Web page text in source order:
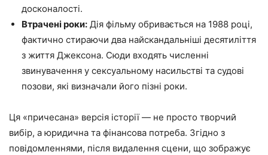
досконалості.
Втрачені роки: Дія фільму обривається на 1988 році,
фактично стираючи два найскандальніші десятиліття
з життя Джексона. Сюди входять численні
звинувачення у сексуальному насильстві та судові
позови, які визначали його пізні роки.
Ця «причесана» версія історії — не просто творчий
вибір, а юридична та фінансова потреба. Згідно з
повідомленнями, після видалення сцени, що зображує